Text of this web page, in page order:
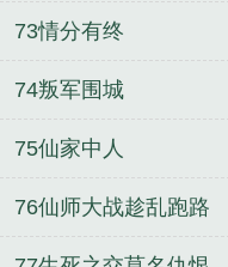
73情分有终
74叛军围城
75仙家中人
76仙师大战趁乱跑路